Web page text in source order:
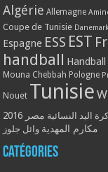
Algérie Allemagne
Coupe de Tunisie Danemark
Espagne ESS EST
handball
Mouna Chebbah Pologne
Nouet Tunisie
اليد النسائية مصر 2016
مكارم المهدية وائل جلوز
Catégories